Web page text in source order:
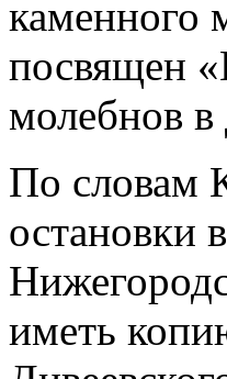
каменного
посвящен
молебнов
По словам
остановки
иметь